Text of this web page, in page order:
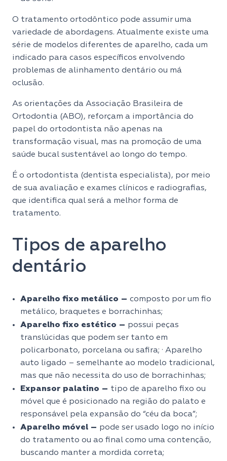
O tratamento ortodôntico pode assumir uma
variedade de abordagens. Atualmente existe uma
série de modelos diferentes de aparelho, cada um
indicado para casos específicos envolvendo
problemas de alinhamento dentário ou má
oclusão.
As orientações da Associação Brasileira de
Ortodontia (ABO), reforçam a importância do
papel do ortodontista não apenas na
transformação visual, mas na promoção de uma
saúde bucal sustentável ao longo do tempo.
É o ortodontista (dentista especialista), por meio
de sua avaliação e exames clínicos e radiografias,
que identifica qual será a melhor forma de
tratamento.
Tipos de aparelho
dentário
Aparelho fixo metálico – composto por um fio
metálico, braquetes e borrachinhas;
Aparelho fixo estético – possui peças
translúcidas que podem ser tanto em
policarbonato, porcelana ou safira; · Aparelho
auto ligado – semelhante ao modelo tradicional,
mas que não necessita do uso de borrachinhas;
Expansor palatino – tipo de aparelho fixo ou
móvel que é posicionado na região do palato e
responsável pela expansão do “céu da boca”;
Aparelho móvel – pode ser usado logo no início
do tratamento ou ao final como uma contenção,
buscando manter a mordida correta;